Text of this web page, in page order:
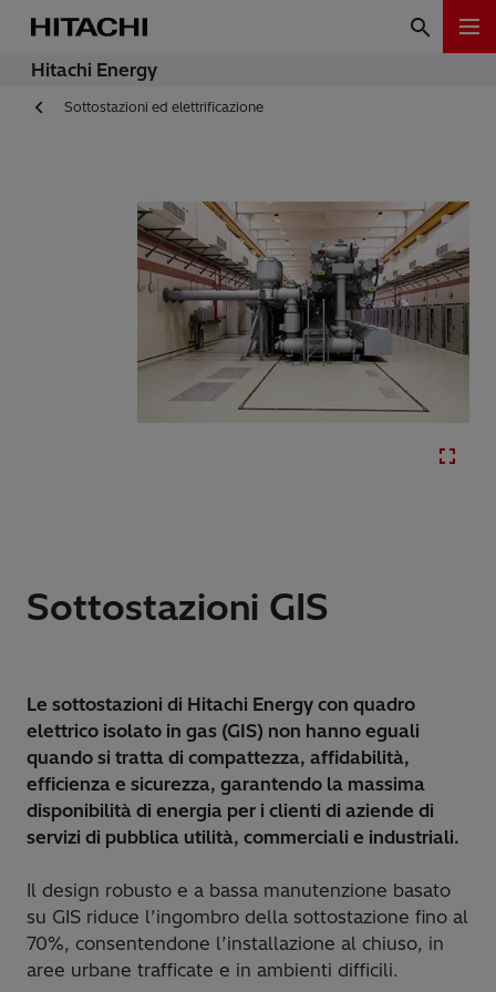
Hitachi Energy
Sottostazioni ed elettrificazione
Sottostazioni GIS
Le sottostazioni di Hitachi Energy con quadro
elettrico isolato in gas (GIS) non hanno eguali
quando si tratta di compattezza, affidabilità,
efficienza e sicurezza, garantendo la massima
disponibilità di energia per i clienti di aziende di
servizi di pubblica utilità, commerciali e industriali.
Il design robusto e a bassa manutenzione basato
su GIS riduce l’ingombro della sottostazione fino al
70%, consentendone l’installazione al chiuso, in
aree urbane trafficate e in ambienti difficili.